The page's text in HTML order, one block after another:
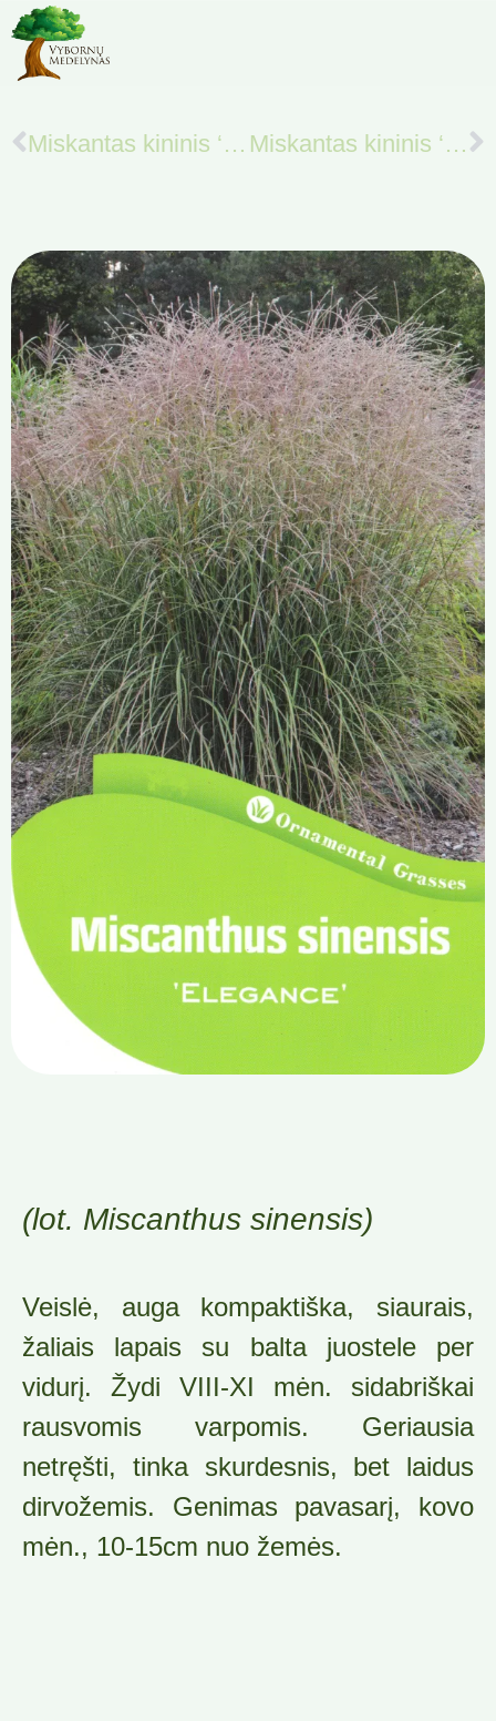
Miskantas kininis ‘DAVID’ Miskantas kininis ‘MALEPARTUS’
(lot. Miscanthus sinensis)
Veislė, auga kompaktiška, siaurais,
žaliais lapais su balta juostele per
vidurį. Žydi VIII-XI mėn. sidabriškai
rausvomis varpomis. Geriausia
netręšti, tinka skurdesnis, bet laidus
dirvožemis. Genimas pavasarį, kovo
mėn., 10-15cm nuo žemės.